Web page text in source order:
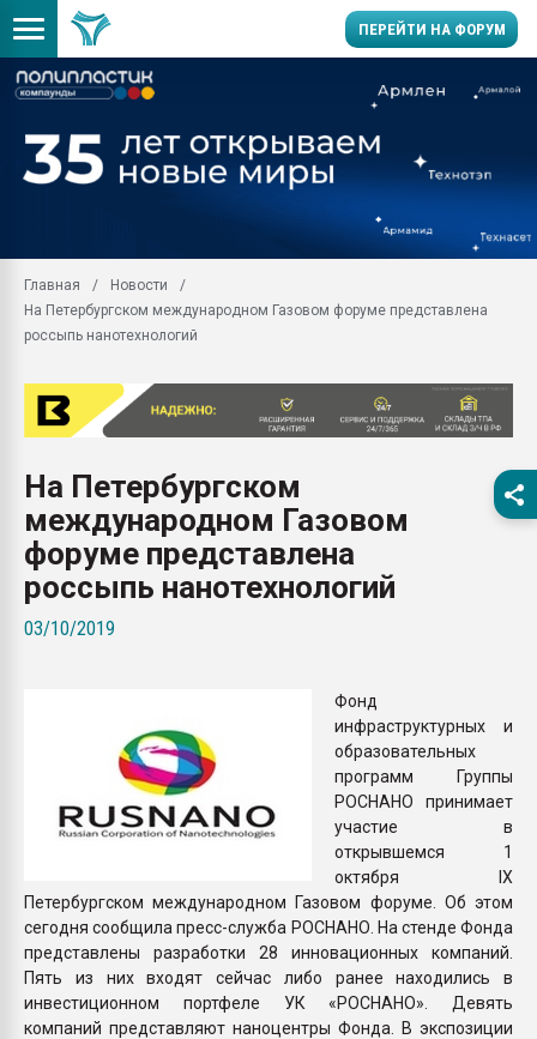
ПЕРЕЙТИ НА ФОРУМ
производство SPC
заводу пластмасс"
28.07.2026
первый план в
28.07.2026
ситуацией на
бутылок
Главная
Новости
На Петербургском международном Газовом форуме представлена
россыпь нанотехнологий
На Петербургском
международном Газовом
форуме представлена
россыпь нанотехнологий
03/10/2019
Фонд
инфраструктурных и
образовательных
программ Группы
РОСНАНО принимает
участие в
открывшемся 1
октября IX
Петербургском международном Газовом форуме. Об этом
сегодня сообщила пресс-служба РОСНАНО. На стенде Фонда
представлены разработки 28 инновационных компаний.
Пять из них входят сейчас либо ранее находились в
инвестиционном портфеле УК «РОСНАНО». Девять
компаний представляют наноцентры Фонда. В экспозиции